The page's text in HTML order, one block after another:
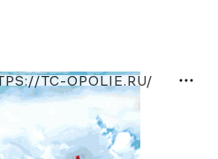
TC-OPOLIE.RU/